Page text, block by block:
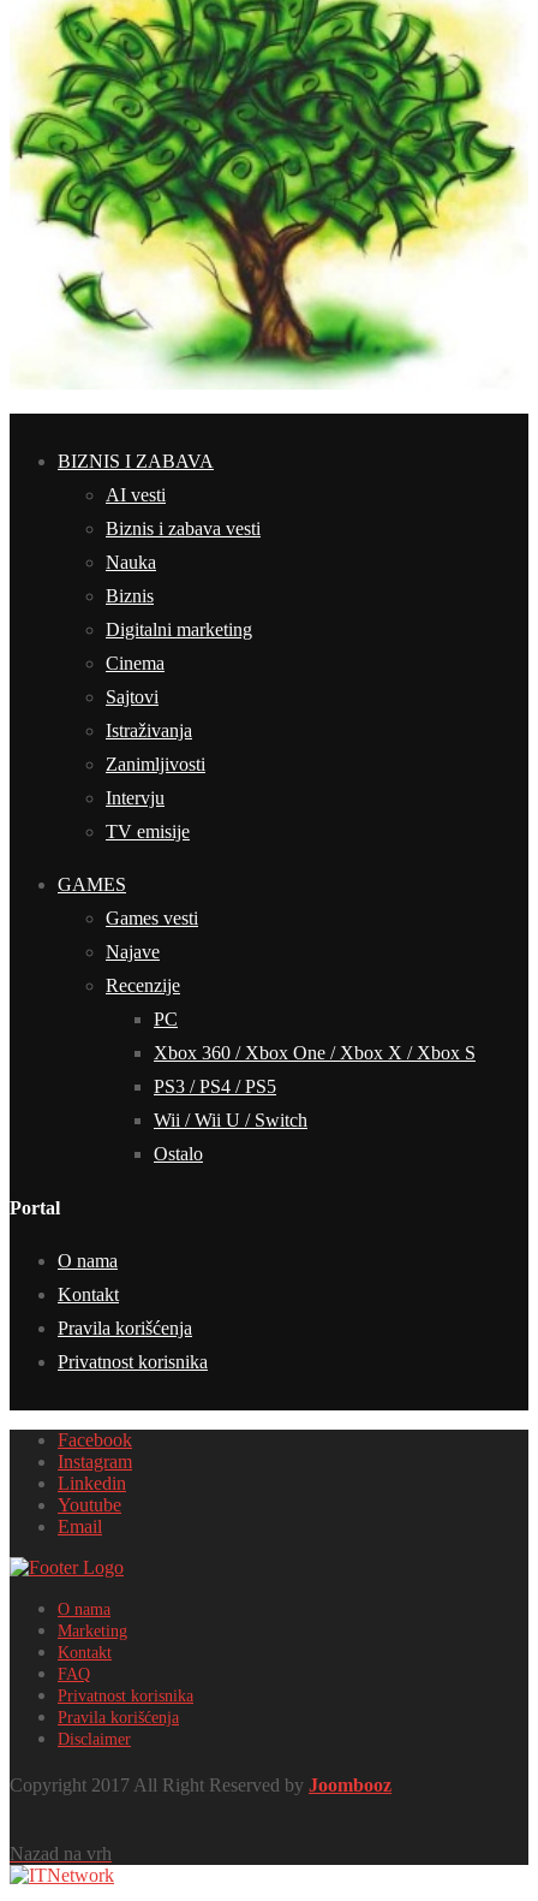
BIZNIS I ZABAVA
AI vesti
Biznis i zabava vesti
Nauka
Biznis
Digitalni marketing
Cinema
Sajtovi
Istraživanja
Zanimljivosti
Intervju
TV emisije
GAMES
Games vesti
Najave
Recenzije
PC
Xbox 360 / Xbox One / Xbox X / Xbox S
PS3 / PS4 / PS5
Wii / Wii U / Switch
Ostalo
Portal
O nama
Kontakt
Pravila korišćenja
Privatnost korisnika
Facebook
Instagram
Linkedin
Youtube
Email
O nama
Marketing
Kontakt
FAQ
Privatnost korisnika
Pravila korišćenja
Disclaimer
Copyright 2017 All Right Reserved by Joombooz
Nazad na vrh